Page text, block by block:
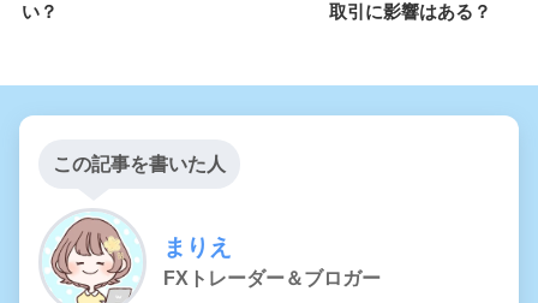
い？
取引に影響はある？
この記事を書いた人
まりえ
FXトレーダー＆ブロガー